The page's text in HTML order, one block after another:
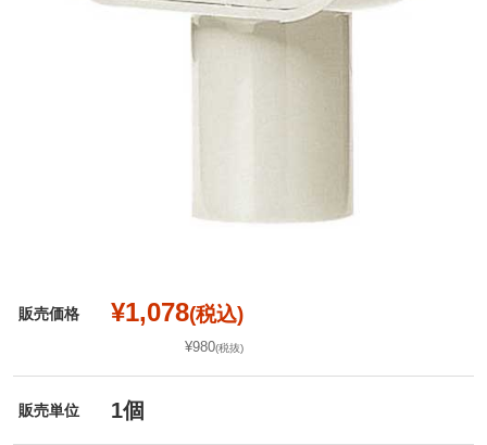
販売価格 ¥1,078(税込)
¥980(税抜)
販売単位 1個